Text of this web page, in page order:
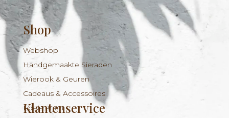
Shop
Webshop
Handgemaakte Sieraden
Wierook & Geuren
Cadeaus & Accessoires
Edelstenen
Klantenservice